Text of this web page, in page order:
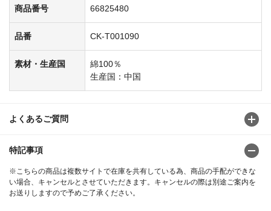
商品番号 66825480
品番 CK-T001090
素材・生産国
綿100％
生産国：中国
よくあるご質問
特記事項
※こちらの商品は複数サイトで在庫を共有している為、商品の手配ができな
い場合、キャンセルとさせていただきます。キャンセルの際は別途ご案内を
お送りしますので予めご了承ください。